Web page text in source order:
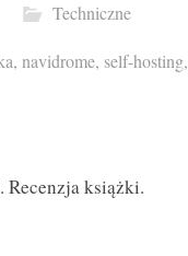
Techniczne
, navidrome, self-hosting,
Recenzja książki.